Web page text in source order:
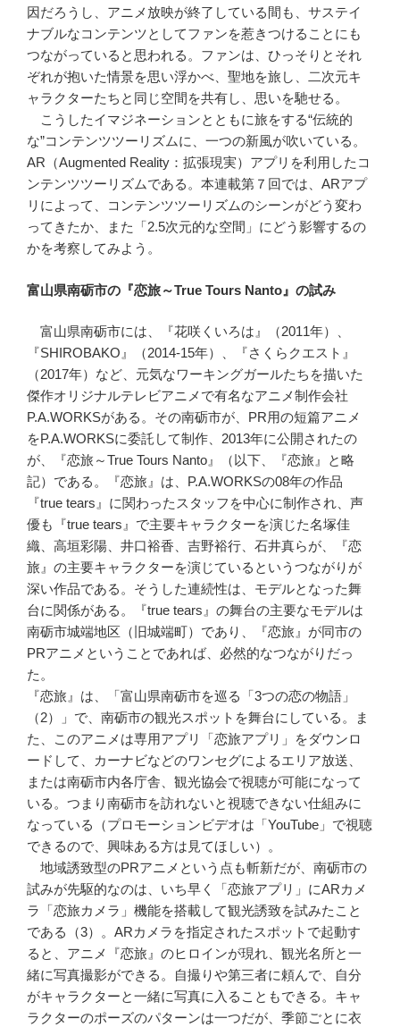
因だろうし、アニメ放映が終了している間も、サステイ
ナブルなコンテンツとしてファンを惹きつけることにも
つながっていると思われる。ファンは、ひっそりとそれ
ぞれが抱いた情景を思い浮かべ、聖地を旅し、二次元キ
ャラクターたちと同じ空間を共有し、思いを馳せる。
こうしたイマジネーションとともに旅をする“伝統的
な”コンテンツツーリズムに、一つの新風が吹いている。
AR（Augmented Reality：拡張現実）アプリを利用したコ
ンテンツツーリズムである。本連載第７回では、ARアプ
リによって、コンテンツツーリズムのシーンがどう変わ
ってきたか、また「2.5次元的な空間」にどう影響するの
かを考察してみよう。
富山県南砺市の『恋旅～True Tours Nanto』の試み
富山県南砺市には、『花咲くいろは』（2011年）、
『SHIROBAKO』（2014-15年）、『さくらクエスト』
（2017年）など、元気なワーキングガールたちを描いた
傑作オリジナルテレビアニメで有名なアニメ制作会社
P.A.WORKSがある。その南砺市が、PR用の短篇アニメ
をP.A.WORKSに委託して制作、2013年に公開されたの
が、『恋旅～True Tours Nanto』（以下、『恋旅』と略
記）である。『恋旅』は、P.A.WORKSの08年の作品
『true tears』に関わったスタッフを中心に制作され、声
優も『true tears』で主要キャラクターを演じた名塚佳
織、高垣彩陽、井口裕香、吉野裕行、石井真らが、『恋
旅』の主要キャラクターを演じているというつながりが
深い作品である。そうした連続性は、モデルとなった舞
台に関係がある。『true tears』の舞台の主要なモデルは
南砺市城端地区（旧城端町）であり、『恋旅』が同市の
PRアニメということであれば、必然的なつながりだっ
た。
『恋旅』は、「富山県南砺市を巡る「3つの恋の物語」
（2）」で、南砺市の観光スポットを舞台にしている。ま
た、このアニメは専用アプリ「恋旅アプリ」をダウンロ
ードして、カーナビなどのワンセグによるエリア放送、
または南砺市内各庁舎、観光協会で視聴が可能になって
いる。つまり南砺市を訪れないと視聴できない仕組みに
なっている（プロモーションビデオは「YouTube」で視聴
できるので、興味ある方は見てほしい）。
地域誘致型のPRアニメという点も斬新だが、南砺市の
試みが先駆的なのは、いち早く「恋旅アプリ」にARカメ
ラ「恋旅カメラ」機能を搭載して観光誘致を試みたこと
である（3）。ARカメラを指定されたスポットで起動す
ると、アニメ『恋旅』のヒロインが現れ、観光名所と一
緒に写真撮影ができる。自撮りや第三者に頼んで、自分
がキャラクターと一緒に写真に入ることもできる。キャ
ラクターのポーズのパターンは一つだが、季節ごとに衣